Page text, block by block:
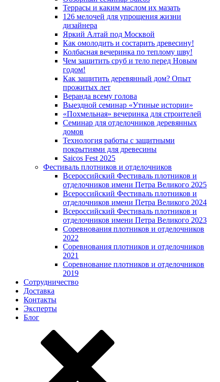
Террасы и каким маслом их мазать
126 мелочей для упрощения жизни
дизайнера
Яркий Алтай под Москвой
Как омолодить и состарить древесину!
Колбасная вечеринка по теплому шву!
Чем защитить сруб и тело перед Новым
годом!
Как защитить деревянный дом? Опыт
прожитых лет
Веранда всему голова
Выездной семинар «Утиные истории»
«Похмельная» вечеринка для строителей
Семинар для отделочников деревянных
домов
Технология работы с защитными
покрытиями для древесины
Saicos Fest 2025
Фестиваль плотников и отделочников
Всероссийский Фестиваль плотников и
отделочников имени Петра Великого 2025
Всероссийский Фестиваль плотников и
отделочников имени Петра Великого 2024
Всероссийский Фестиваль плотников и
отделочников имени Петра Великого 2023
Соревнования плотников и отделочников
2022
Соревнования плотников и отделочников
2021
Соревнование плотников и отделочников
2019
Сотрудничество
Доставка
Контакты
Эксперты
Блог